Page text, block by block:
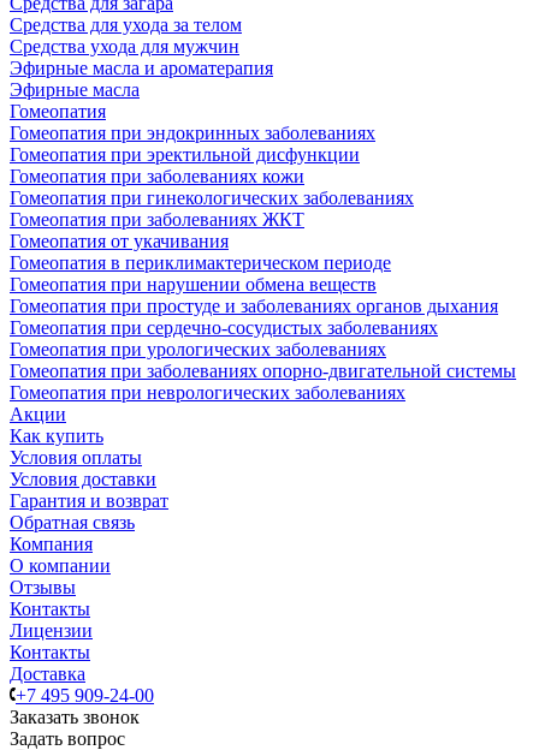
Средства для ухода за телом
Средства ухода для мужчин
Эфирные масла и ароматерапия
Эфирные масла
Гомеопатия
Гомеопатия при эндокринных заболеваниях
Гомеопатия при эректильной дисфункции
Гомеопатия при заболеваниях кожи
Гомеопатия при гинекологических заболеваниях
Гомеопатия при заболеваниях ЖКТ
Гомеопатия от укачивания
Гомеопатия в периклимактерическом периоде
Гомеопатия при нарушении обмена веществ
Гомеопатия при простуде и заболеваниях органов дыхания
Гомеопатия при сердечно-сосудистых заболеваниях
Гомеопатия при урологических заболеваниях
Гомеопатия при заболеваниях опорно-двигательной системы
Гомеопатия при неврологических заболеваниях
Акции
Как купить
Условия оплаты
Условия доставки
Гарантия и возврат
Обратная связь
Компания
О компании
Отзывы
Контакты
Лицензии
Контакты
Доставка
+7 495 909-24-00
Заказать звонок
Задать вопрос